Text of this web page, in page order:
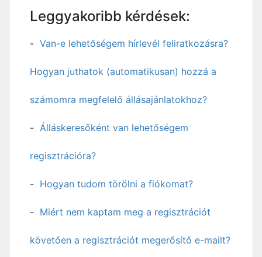
Leggyakoribb kérdések:
Van-e lehetőségem hírlevél feliratkozásra?
Hogyan juthatok (automatikusan) hozzá a
számomra megfelelő állásajánlatokhoz?
Álláskeresőként van lehetőségem
regisztrációra?
Hogyan tudom törölni a fiókomat?
Miért nem kaptam meg a regisztrációt
követően a regisztrációt megerősítő e-mailt?